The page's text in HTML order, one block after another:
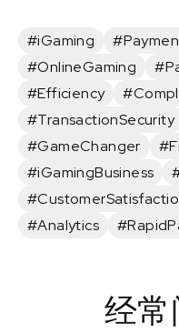
#iGaming
#OnlineGaming
#Efficiency
#TransactionSecurity
#GameChanger
#iGamingBusiness
#Analytics
经